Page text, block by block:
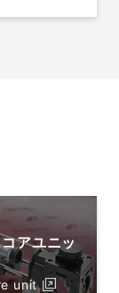
アユニッ
unit